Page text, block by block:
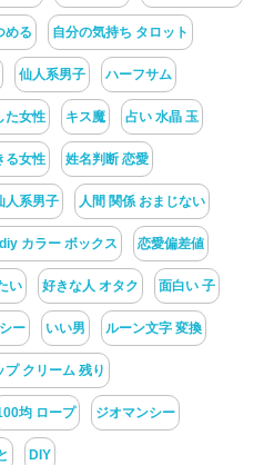
める 自分の気持ち タロット
仙人系男子 ハーフサム
た女性 キス魔 占い 水晶 玉
る女性 姓名判断 恋愛
人系男子 人間 関係 おまじない
カラー ボックス 恋愛偏差値
い 好きな人 オタク 面白い 子
ー いい男 ルーン文字 変換
プ クリーム 残り
均 ロープ ジオマンシー
DIY